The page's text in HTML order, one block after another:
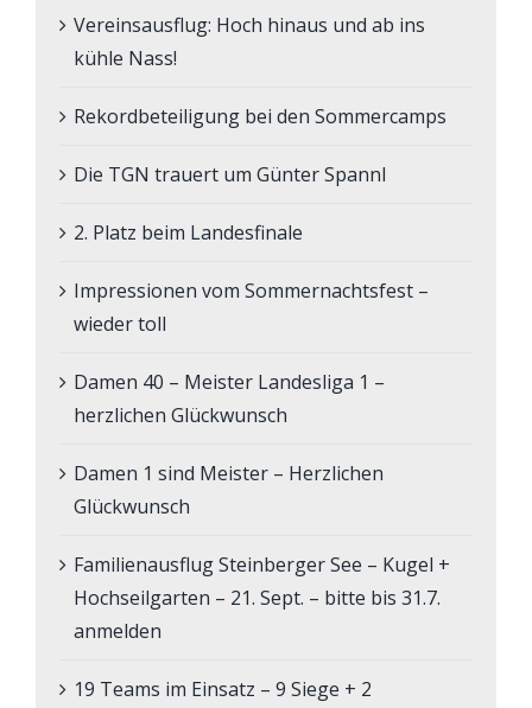
Vereinsausflug: Hoch hinaus und ab ins
kühle Nass!
Rekordbeteiligung bei den Sommercamps
Die TGN trauert um Günter Spannl
2. Platz beim Landesfinale
Impressionen vom Sommernachtsfest –
wieder toll
Damen 40 – Meister Landesliga 1 –
herzlichen Glückwunsch
Damen 1 sind Meister – Herzlichen
Glückwunsch
Familienausflug Steinberger See – Kugel +
Hochseilgarten – 21. Sept. – bitte bis 31.7.
anmelden
19 Teams im Einsatz – 9 Siege + 2